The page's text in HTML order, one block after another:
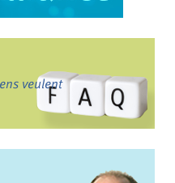
veulent